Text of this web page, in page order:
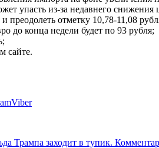
упасть из-за недавнего снижения
отметку 10,78-11,08
до конца недели будет по 93 рубля;
сайте.
Viber
Трампа заходит в тупик.